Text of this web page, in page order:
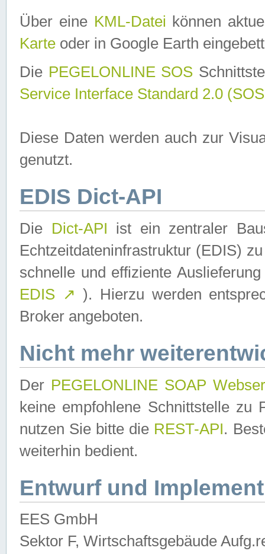
Über eine KML-Datei können
Karte oder in Google Earth
Die PEGELONLINE SOS
Service Interface Standard 2.0
Diese Daten werden auch zur
genutzt.
EDIS Dict-API
Die Dict-API ist ein zentraler
Echtzeitdateninfrastruktur (EDIS)
schnelle und effiziente
EDIS ↗ ). Hierzu werden
Broker angeboten.
Nicht mehr
Der PEGELONLINE SOAP
keine empfohlene Schnittstelle zu
nutzen Sie bitte die REST-API.
weiterhin bedient.
Entwurf und
EES GmbH
Sektor F, Wirtschaftsgebäude